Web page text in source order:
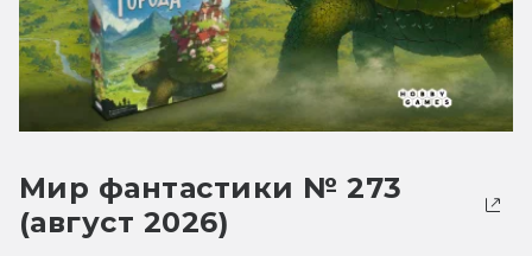
Мир фантастики № 273
(август 2026)